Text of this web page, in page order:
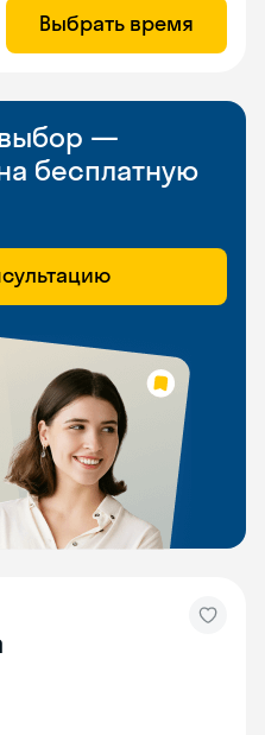
Выбрать время
—
бесплатную